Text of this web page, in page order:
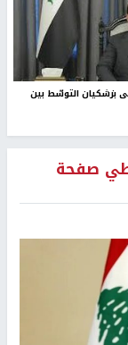
بزشكيان التوسّط بين
صفحة